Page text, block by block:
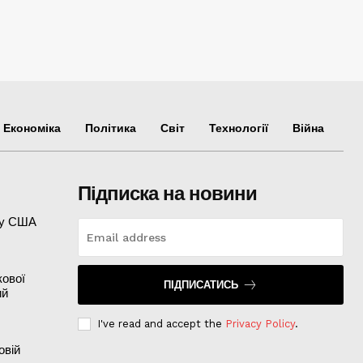
Економіка Політика Світ Технології Війна
США
Підписка на новини
ПІДПИСАТИСЬ
I've read and accept the Privacy Policy.